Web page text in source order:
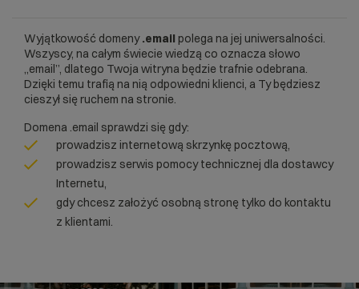
Wyjątkowość domeny.email polega na jej uniwersalności.
Wszyscy, na całym świecie wiedzą co oznacza słowo
„email”, dlatego Twoja witryna będzie trafnie odebrana.
Dzięki temu trafią na nią odpowiedni klienci, a Ty będziesz
cieszył się ruchem na stronie.
Domena .email sprawdzi się gdy:
prowadzisz internetową skrzynkę pocztową,
prowadzisz serwis pomocy technicznej dla dostawcy
Internetu,
gdy chcesz założyć osobną stronę tylko do kontaktu
z klientami.